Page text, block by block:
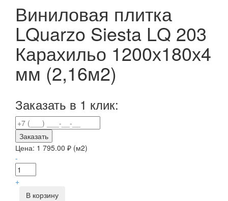
Виниловая плитка
LQuarzo Siesta LQ 203
Карахильо 1200х180х4
мм (2,16м2)
Заказать в 1 клик:
Заказать
Цена: 1 795.00 ₽ (м2)
-
+
В корзину